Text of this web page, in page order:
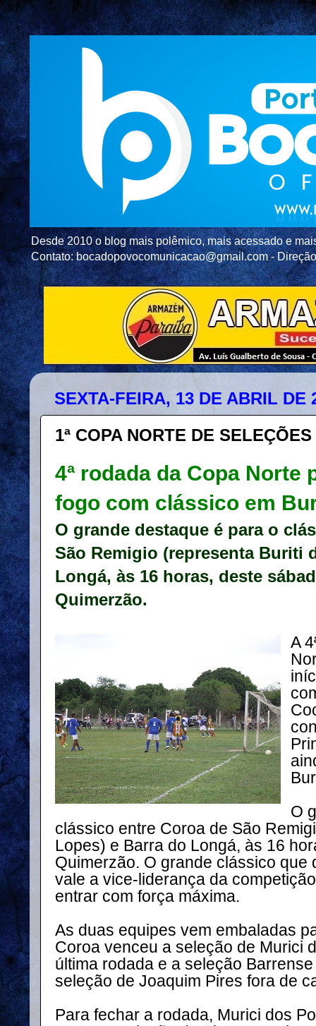
Desde 2010 o blog mais polêmico, mais acessado e
Contato: bocadopovocomunicacao@gmail.com -
SEXTA-FEIRA, 13 DE ABRIL DE
1ª COPA NORTE DE SELEÇÕES
4ª rodada da Copa Norte
fogo com clássico em
O grande destaque é para o
São Remigio (representa Buriti
Longá, às 16 horas, deste
Quimerzão.
A
O
clássico entre Coroa de São
Lopes) e Barra do Longá, às 16
Quimerzão. O grande clássico que
vale a vice-liderança da
entrar com força máxima.
As duas equipes vem embaladas
Coroa venceu a seleção de Murici
última rodada e a seleção
seleção de Joaquim Pires fora de
Para fechar a rodada, Murici dos